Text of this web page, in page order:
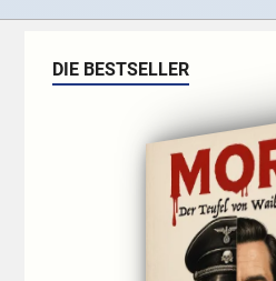
DIE BESTSELLER